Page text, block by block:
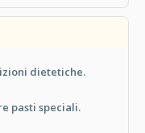
dietetiche.
pasti speciali.